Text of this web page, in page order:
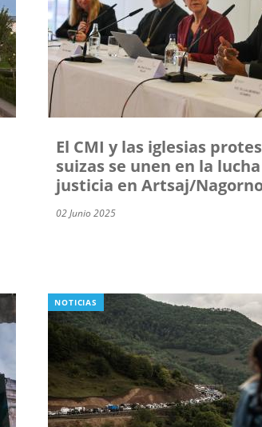
El CMI y las iglesias
suizas se unen en la
justicia en Artsaj/
02 Junio 2025
NOTICIAS